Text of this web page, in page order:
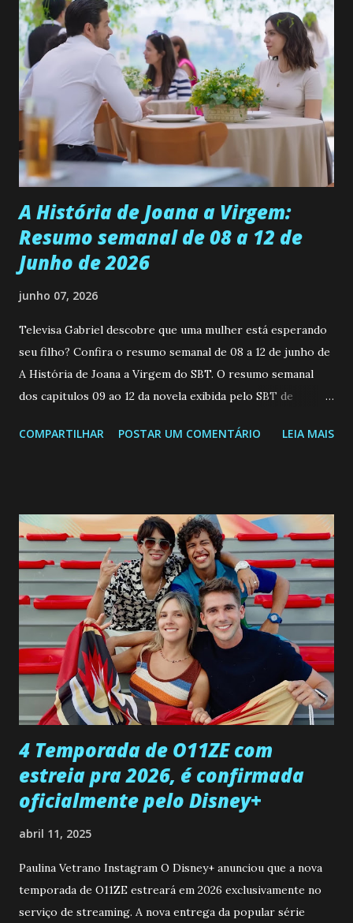
ama, o que não é fácil, já que dedica todas as suas energias a
se aprimorar, trabalhando, estudando e se orgulhando de
ser a primeira mulher da família a ingressar na
universidade. Ela tem uma personalidade muito alegre, é
muito madura para a idade, determinada, criativa e
empática. Detesta injustiças e é uma ótima amiga. Pode ser
teimosa e muito persistente quando decide fazer algo.
Durante um exame ginecológico, ela é inseminada por eng...
A História de Joana a Virgem:
Resumo semanal de 08 a 12 de
Junho de 2026
junho 07, 2026
Televisa Gabriel descobre que uma mulher está esperando
seu filho? Confira o resumo semanal de 08 a 12 de junho de
A História de Joana a Virgem do SBT. O resumo semanal
dos capitulos 09 ao 12 da novela exibida pelo SBT de
a Programação Semanal do SBT de 08/06/26 a 14/06/26
confessa a Gabriel que ele demonstrou ser o tipo de
pessoa que ela tanto desejou durante toda a vida. Camila
entra no quarto de Gabriel e imagina como seria o
encontro deles, quando conseguir seduzi-lo. Manuel avisa a
Paula sobre a suposta infidelidade de Gabriel com Joana.
Rogerio consegue se livrar de todas as suspeitas pelo
desaparecimento de Francisco, apontando que ele poderia
ter sido vítima da fúria de Gabriel. Artur informa a Gabriel
que a clínica inseminou por engano outra paciente, que está
...
COMPARTILHAR POSTAR UM COMENTÁRIO LEIA MAIS
4 Temporada de O11ZE com
estreia pra 2026, é confirmada
oficialmente pelo Disney+
abril 11, 2025
Paulina Vetrano Instagram O Disney+ anunciou que a nova
temporada de O11ZE estreará em 2026 exclusivamente no
serviço de streaming. A nova entrega da popular série